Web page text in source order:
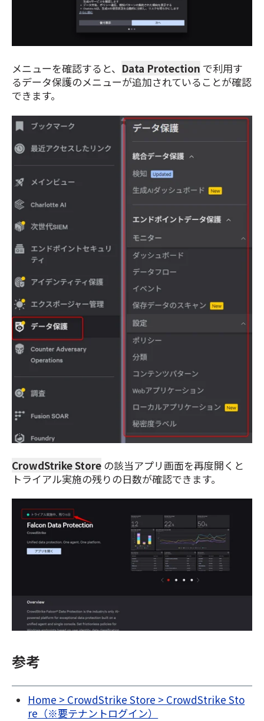
メニューを確認すると、 Data Protection で利用す
るデータ保護のメニューが追加されていることが確認
できます。
CrowdStrike Store の該当アプリ画面を再度開くと
トライアル実施の残りの日数が確認できます。
参考
Home > CrowdStrike Store > CrowdStrike Sto
re（※要テナントログイン）